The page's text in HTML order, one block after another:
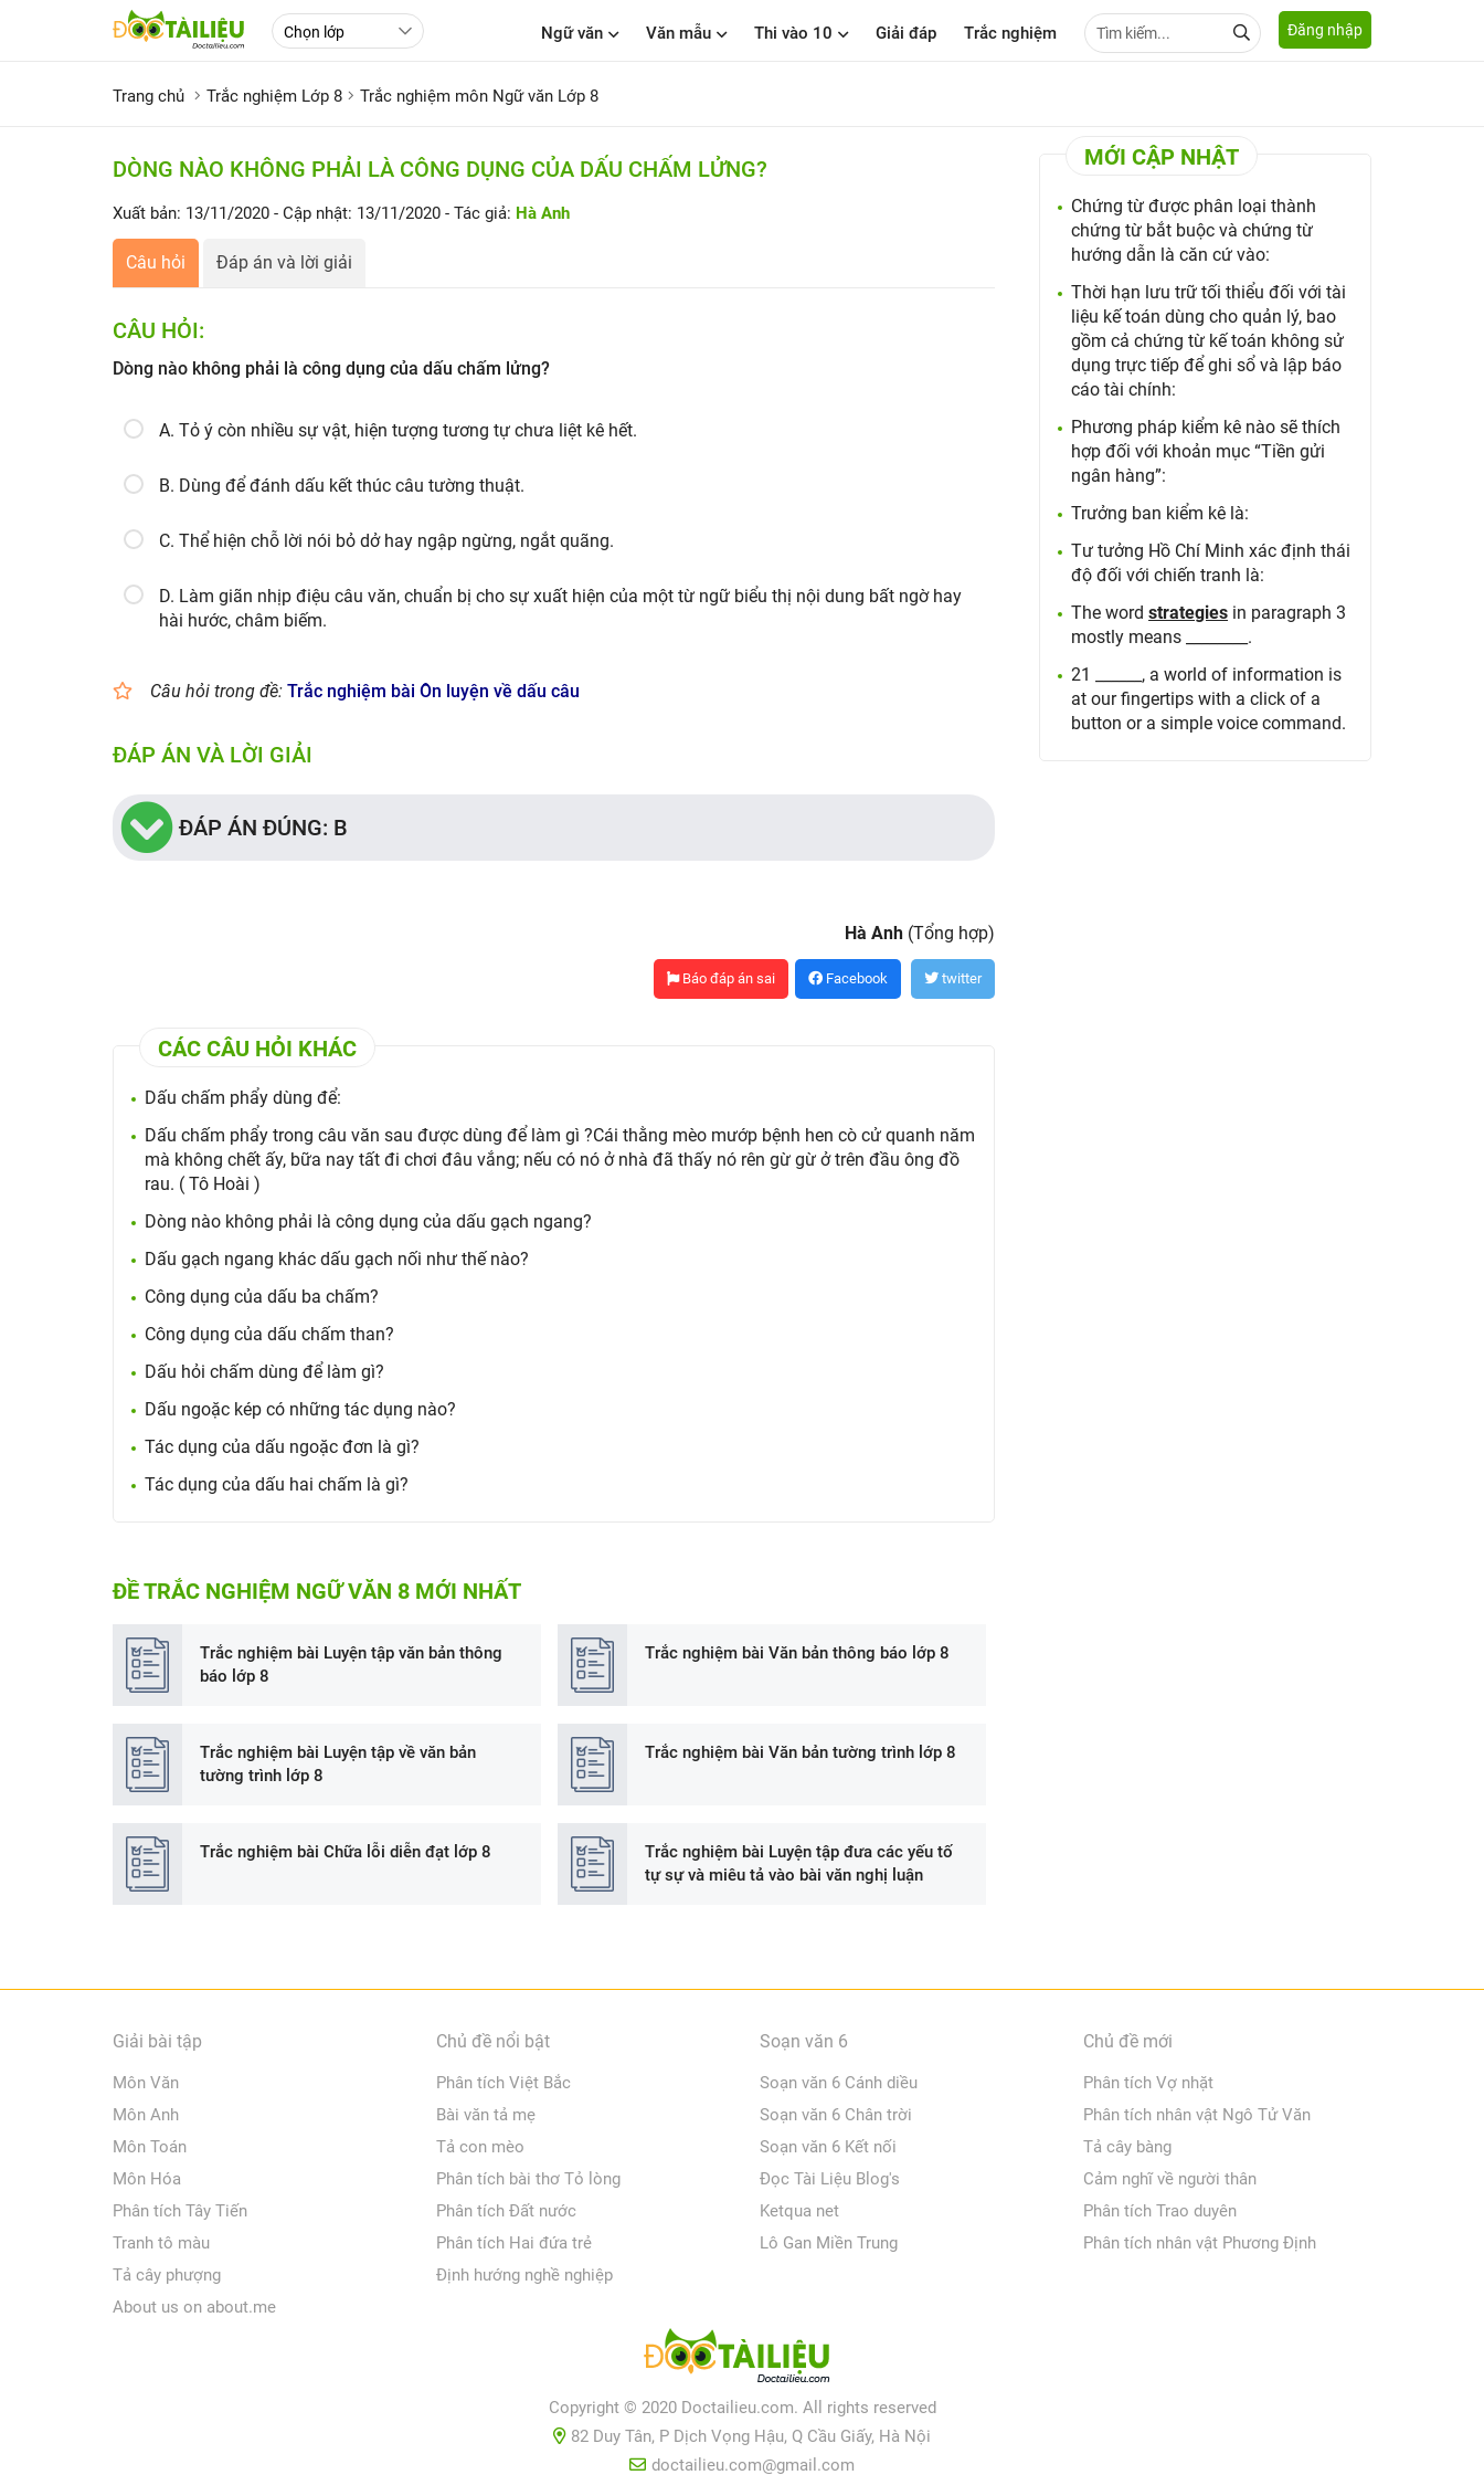
Ngữ văn Văn mẫu Thi vào 10 Giải đáp Trắc nghiệm Đăng nhập
Trang chủ Trắc nghiệm Lớp 8 Trắc nghiệm môn Ngữ văn Lớp 8
DÒNG NÀO KHÔNG PHẢI LÀ CÔNG DỤNG CỦA DẤU CHẤM LỬNG?
Xuất bản: 13/11/2020 - Cập nhật: 13/11/2020 - Tác giả: Hà Anh
Câu hỏi Đáp án và lời giải
CÂU HỎI:
Dòng nào không phải là công dụng của dấu chấm lửng?
A. Tỏ ý còn nhiều sự vật, hiện tượng tương tự chưa liệt kê hết.
B. Dùng để đánh dấu kết thúc câu tường thuật.
C. Thể hiện chỗ lời nói bỏ dở hay ngập ngừng, ngắt quãng.
D. Làm giãn nhịp điệu câu văn, chuẩn bị cho sự xuất hiện của một từ ngữ biểu thị nội dung bất ngờ hay
hài hước, châm biếm.
Câu hỏi trong đề: Trắc nghiệm bài Ôn luyện về dấu câu
ĐÁP ÁN VÀ LỜI GIẢI
ĐÁP ÁN ĐÚNG: B
Hà Anh (Tổng hợp)
Báo đáp án sai Facebook twitter
CÁC CÂU HỎI KHÁC
Dấu chấm phẩy dùng để:
Dấu chấm phẩy trong câu văn sau được dùng để làm gì ?Cái thằng mèo mướp bệnh hen cò cử quanh năm
mà không chết ấy, bữa nay tất đi chơi đâu vắng; nếu có nó ở nhà đã thấy nó rên gừ gừ ở trên đầu ông đồ
rau. ( Tô Hoài )
Dòng nào không phải là công dụng của dấu gạch ngang?
Dấu gạch ngang khác dấu gạch nối như thế nào?
Công dụng của dấu ba chấm?
Công dụng của dấu chấm than?
Dấu hỏi chấm dùng để làm gì?
Dấu ngoặc kép có những tác dụng nào?
Tác dụng của dấu ngoặc đơn là gì?
Tác dụng của dấu hai chấm là gì?
ĐỀ TRẮC NGHIỆM NGỮ VĂN 8 MỚI NHẤT
Trắc nghiệm bài Luyện tập văn bản thông
báo lớp 8
Trắc nghiệm bài Văn bản thông báo lớp 8
Trắc nghiệm bài Luyện tập về văn bản
tường trình lớp 8
Trắc nghiệm bài Văn bản tường trình lớp 8
Trắc nghiệm bài Chữa lỗi diễn đạt lớp 8
Trắc nghiệm bài Luyện tập đưa các yếu tố
tự sự và miêu tả vào bài văn nghị luận
MỚI CẬP NHẬT
Chứng từ được phân loại thành
chứng từ bắt buộc và chứng từ
hướng dẫn là căn cứ vào:
Thời hạn lưu trữ tối thiểu đối với tài
liệu kế toán dùng cho quản lý, bao
gồm cả chứng từ kế toán không sử
dụng trực tiếp để ghi sổ và lập báo
cáo tài chính:
Phương pháp kiểm kê nào sẽ thích
hợp đối với khoản mục “Tiền gửi
ngân hàng”:
Trưởng ban kiểm kê là:
Tư tưởng Hồ Chí Minh xác định thái
độ đối với chiến tranh là:
The wordstrategies in paragraph 3
mostly means ________.
21 ______, a world of information is
at our fingertips with a click of a
button or a simple voice command.
Giải bài tập
Môn Văn
Môn Anh
Môn Toán
Môn Hóa
Phân tích Tây Tiến
Tranh tô màu
Tả cây phượng
About us on about.me
Chủ đề nổi bật
Phân tích Việt Bắc
Bài văn tả mẹ
Tả con mèo
Phân tích bài thơ Tỏ lòng
Phân tích Đất nước
Phân tích Hai đứa trẻ
Định hướng nghề nghiệp
Soạn văn 6
Soạn văn 6 Cánh diều
Soạn văn 6 Chân trời
Soạn văn 6 Kết nối
Đọc Tài Liệu Blog's
Ketqua net
Lô Gan Miền Trung
Chủ đề mới
Phân tích Vợ nhặt
Phân tích nhân vật Ngô Tử Văn
Tả cây bàng
Cảm nghĩ về người thân
Phân tích Trao duyên
Phân tích nhân vật Phương Định
Copyright © 2020 Doctailieu.com. All rights reserved
82 Duy Tân, P Dịch Vọng Hậu, Q Cầu Giấy, Hà Nội
doctailieu.com@gmail.com